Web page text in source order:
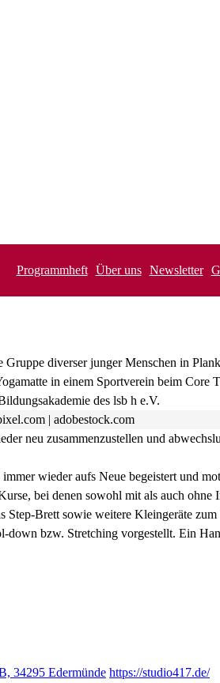
Programmheft Über uns Newsletter
| adobestock.com
neu zusammenzustellen und
wieder aufs Neue begeistert und
bei denen sowohl mit als auch ohne
Step-Brett sowie weitere Kleingeräte zum
down bzw. Stretching vorgestellt. Ein
34295 Edermünde https://studio417.de/